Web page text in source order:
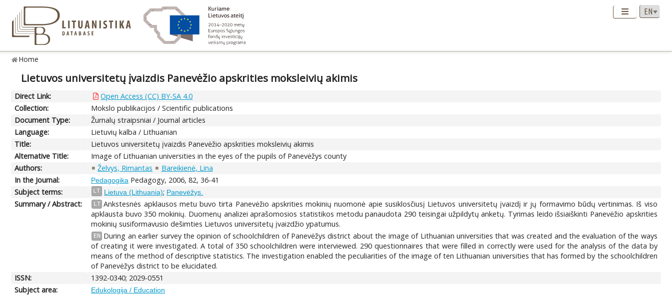
Home
Lietuvos universitetų įvaizdis Panevėžio apskrities moksleivių akimis
Direct Link:
Open Access (CC) BY-SA 4.0
Collection:
Mokslo publikacijos / Scientific publications
Document Type:
Žurnalų straipsniai / Journal articles
Language:
Lietuvių kalba / Lithuanian
Title:
Lietuvos universitetų įvaizdis Panevėžio apskrities moksleivių akimis
Alternative Title:
Image of Lithuanian universities in the eyes of the pupils of Panevėžys county
Authors:
Želvys, Rimantas
Bareikienė, Lina
In the Journal:
Pedagogika Pedagogy, 2006, 82, 36-41
Subject terms:
LT Lietuva (Lithuania); Panevėžys.
Summary / Abstract: LT Ankstesnės apklausos metu buvo tirta Panevėžio apskrities mokinių nuomonė apie susiklosčiusį Lietuvos universitetų įvaizdį ir jų formavimo būdų vertinimas. Iš viso
apklausta buvo 350 mokinių. Duomenų analizei aprašomosios statistikos metodu panaudota 290 teisingai užpildytų anketų. Tyrimas leido išsiaiškinti Panevėžio apskrities
mokinių susiformavusio dešimties Lietuvos universitetų įvaizdžio ypatumus.
EN
During an earlier survey the opinion of schoolchildren of Panevėžys district about the image of Lithuanian universities that was created and the evaluation of the ways
of creating it were investigated. A total of 350 schoolchildren were interviewed. 290 questionnaires that were filled in correctly were used for the analysis of the data by
means of the method of descriptive statistics. The investigation enabled the peculiarities of the image of ten Lithuanian universities that has formed by the schoolchildren
of Panevėžys district to be elucidated.
ISSN:
1392-0340; 2029-0551
Subject area:
Edukologija / Education